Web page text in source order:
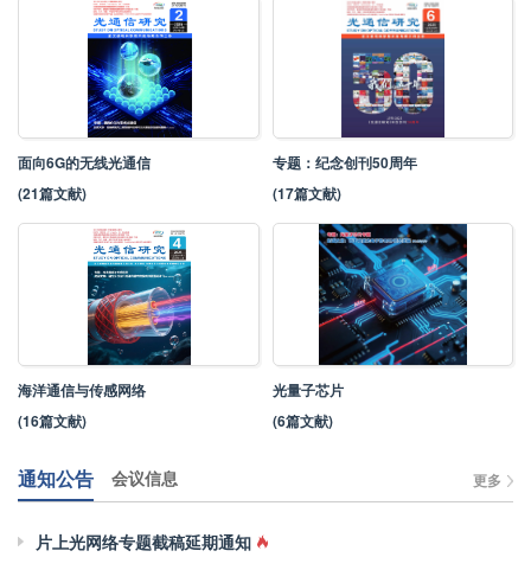
面向6G的无线光通信
(21篇文献)
专题：纪念创刊50周年
(17篇文献)
海洋通信与传感网络
(16篇文献)
光量子芯片
(6篇文献)
通知公告 会议信息 更多
片上光网络专题截稿延期通知